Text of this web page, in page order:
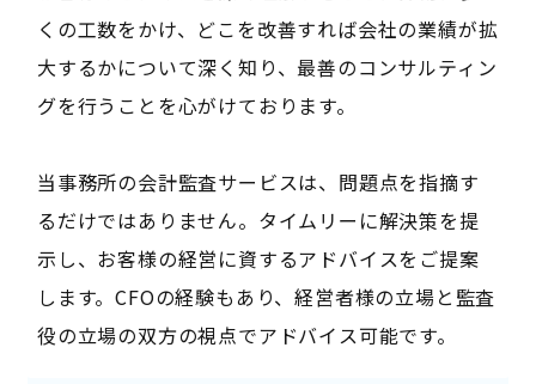
くの工数をかけ、どこを改善すれば会社の業績が拡
大するかについて深く知り、最善のコンサルティン
グを行うことを心がけております。
当事務所の会計監査サービスは、問題点を指摘す
るだけではありません。タイムリーに解決策を提
示し、お客様の経営に資するアドバイスをご提案
します。CFOの経験もあり、経営者様の立場と監査
役の立場の双方の視点でアドバイス可能です。